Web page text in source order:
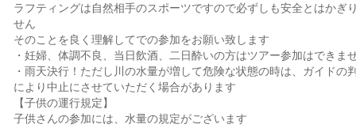
ラフティングは自然相手のスポーツですので必ずしも安全とはかぎ
せん
そのことを良く理解してでの参加をお願い致します
・妊婦、体調不良、当日飲酒、二日酔いの方はツアー参加はできま
・雨天決行！ただし川の水量が増して危険な状態の時は、ガイドの
により中止にさせていただく場合があります
【子供の運行規定】
子供さんの参加には、水量の規定がございます